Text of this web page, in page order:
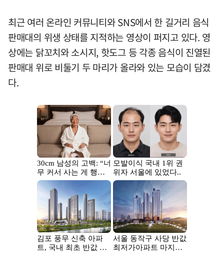
최근 여러 온라인 커뮤니티와 SNS에서 한 길거리 음식
판매대의 위생 상태를 지적하는 영상이 퍼지고 있다. 영
상에는 닭꼬치와 소시지, 핫도그 등 각종 음식이 진열된
판매대 위로 비둘기 두 마리가 올라와 있는 모습이 담겼
다.